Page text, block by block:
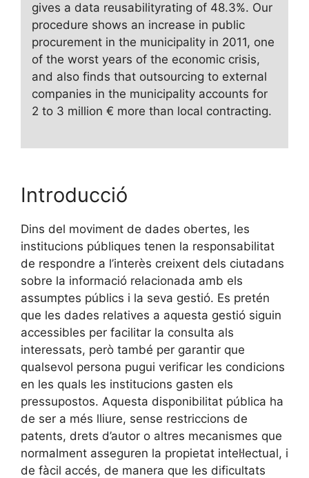
gives a data reusabilityrating of 48.3%. Our
procedure shows an increase in public
procurement in the municipality in 2011, one
of the worst years of the economic crisis,
and also finds that outsourcing to external
companies in the municipality accounts for
2 to 3 million € more than local contracting.
Introducció
Dins del moviment de dades obertes, les
institucions públiques tenen la responsabilitat
de respondre a l’interès creixent dels ciutadans
sobre la informació relacionada amb els
assumptes públics i la seva gestió. Es pretén
que les dades relatives a aquesta gestió siguin
accessibles per facilitar la consulta als
interessats, però també per garantir que
qualsevol persona pugui verificar les condicions
en les quals les institucions gasten els
pressupostos. Aquesta disponibilitat pública ha
de ser a més lliure, sense restriccions de
patents, drets d’autor o altres mecanismes que
normalment asseguren la propietat intel·lectual, i
de fàcil accés, de manera que les dificultats